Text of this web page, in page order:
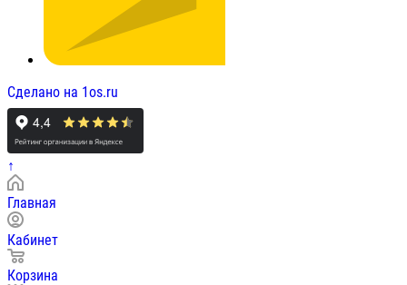
Сделано на 1os.ru
↑
Главная
Кабинет
Корзина